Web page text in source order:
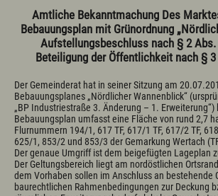
Formulare
Satzungen
Gewerbeamt
Einrichtungen
Abfall / Wertstoffhof
Ambulante Krankenpflege
Fachstelle für pflegende Angehörige Oberallgäu
Asyl/Migration
Evangelische Kirche
Grundschule Wertach
Katholische Kirche
Kindergarten / Kinderkrippe
Amtliche Bekanntmachung Des
Bebauungsplan mit Grünordnung
Aufstellungsbeschluss nach § 2 Abs.
Beteiligung der Öffentlichkeit nach § 3
Der Gemeinderat hat in seiner Sitzung am
Bebauungsplanes „Nördlicher Wannenblick“
„BP Industriestraße 3. Änderung – 1. Erweiterung“)
Bebauungsplan umfasst eine Fläche von rund 2,7
Flurnummern 194/1, 617 TF, 617/1 TF, 617/2 TF,
625/1, 853/2 und 853/3 der Gemarkung Wertach
Der genaue Umgriff ist dem beigefügten Lageplan
Der Geltungsbereich liegt am nordöstlichen
dem Vorhaben sollen im Anschluss an bestehende
baurechtlichen Rahmenbedingungen zur Deckung